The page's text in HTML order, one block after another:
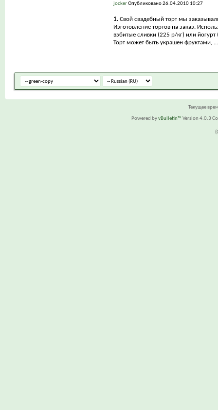
jockerОпубликовано 26.04.2010 10:27
1. Свой свадебный торт мы
Изготовление тортов на заказ.
взбитые сливки (225 р/кг) или йогурт
Торт может быть украшен фруктами, ...
Текущее
Powered byvBulletin™ Version 4.0.3